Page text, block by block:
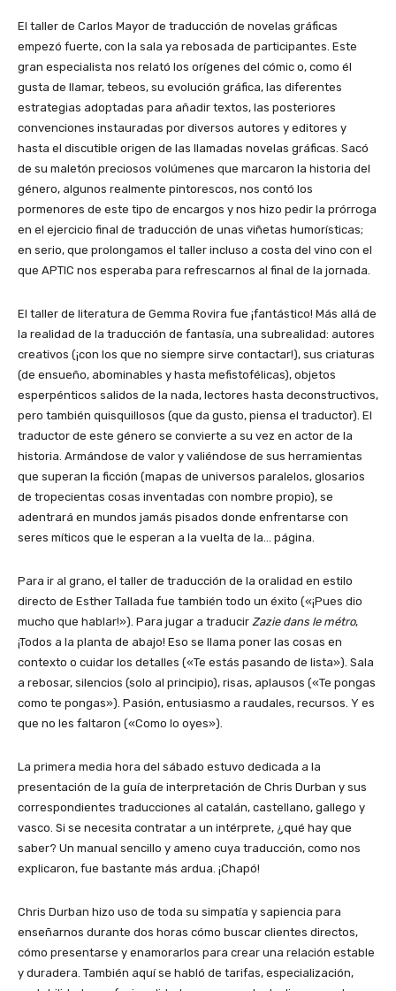
El taller de Carlos Mayor de traducción de novelas gráficas
empezó fuerte, con la sala ya rebosada de participantes. Este
gran especialista nos relató los orígenes del cómic o, como él
gusta de llamar, tebeos, su evolución gráfica, las diferentes
estrategias adoptadas para añadir textos, las posteriores
convenciones instauradas por diversos autores y editores y
hasta el discutible origen de las llamadas novelas gráficas. Sacó
de su maletón preciosos volúmenes que marcaron la historia del
género, algunos realmente pintorescos, nos contó los
pormenores de este tipo de encargos y nos hizo pedir la prórroga
en el ejercicio final de traducción de unas viñetas humorísticas;
en serio, que prolongamos el taller incluso a costa del vino con el
que APTIC nos esperaba para refrescarnos al final de la jornada.
El taller de literatura de Gemma Rovira fue ¡fantástico! Más allá de
la realidad de la traducción de fantasía, una subrealidad: autores
creativos (¡con los que no siempre sirve contactar!), sus criaturas
(de ensueño, abominables y hasta mefistofélicas), objetos
esperpénticos salidos de la nada, lectores hasta deconstructivos,
pero también quisquillosos (que da gusto, piensa el traductor). El
traductor de este género se convierte a su vez en actor de la
historia. Armándose de valor y valiéndose de sus herramientas
que superan la ficción (mapas de universos paralelos, glosarios
de tropecientas cosas inventadas con nombre propio), se
adentrará en mundos jamás pisados donde enfrentarse con
seres míticos que le esperan a la vuelta de la… página.
Para ir al grano, el taller de traducción de la oralidad en estilo
directo de Esther Tallada fue también todo un éxito («¡Pues dio
mucho que hablar!»). Para jugar a traducir Zazie dans le métro,
¡Todos a la planta de abajo! Eso se llama poner las cosas en
contexto o cuidar los detalles («Te estás pasando de lista»). Sala
a rebosar, silencios (solo al principio), risas, aplausos («Te pongas
como te pongas»). Pasión, entusiasmo a raudales, recursos. Y es
que no les faltaron («Como lo oyes»).
La primera media hora del sábado estuvo dedicada a la
presentación de la guía de interpretación de Chris Durban y sus
correspondientes traducciones al catalán, castellano, gallego y
vasco. Si se necesita contratar a un intérprete, ¿qué hay que
saber? Un manual sencillo y ameno cuya traducción, como nos
explicaron, fue bastante más ardua. ¡Chapó!
Chris Durban hizo uso de toda su simpatía y sapiencia para
enseñarnos durante dos horas cómo buscar clientes directos,
cómo presentarse y enamorarlos para crear una relación estable
y duradera. También aquí se habló de tarifas, especialización,